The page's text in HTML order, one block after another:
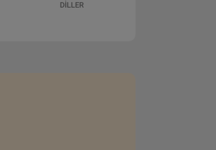
DILLER